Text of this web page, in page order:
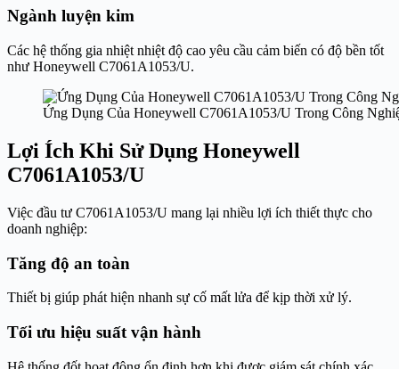
Ngành luyện kim
Các hệ thống gia nhiệt nhiệt độ cao yêu cầu cảm biến có độ bền tốt
như Honeywell C7061A1053/U.
Ứng Dụng Của Honeywell C7061A1053/U Trong Công
Lợi Ích Khi Sử Dụng Honeywell
C7061A1053/U
Việc đầu tư C7061A1053/U mang lại nhiều lợi ích thiết thực cho
doanh nghiệp:
Tăng độ an toàn
Thiết bị giúp phát hiện nhanh sự cố mất lửa để kịp thời xử lý.
Tối ưu hiệu suất vận hành